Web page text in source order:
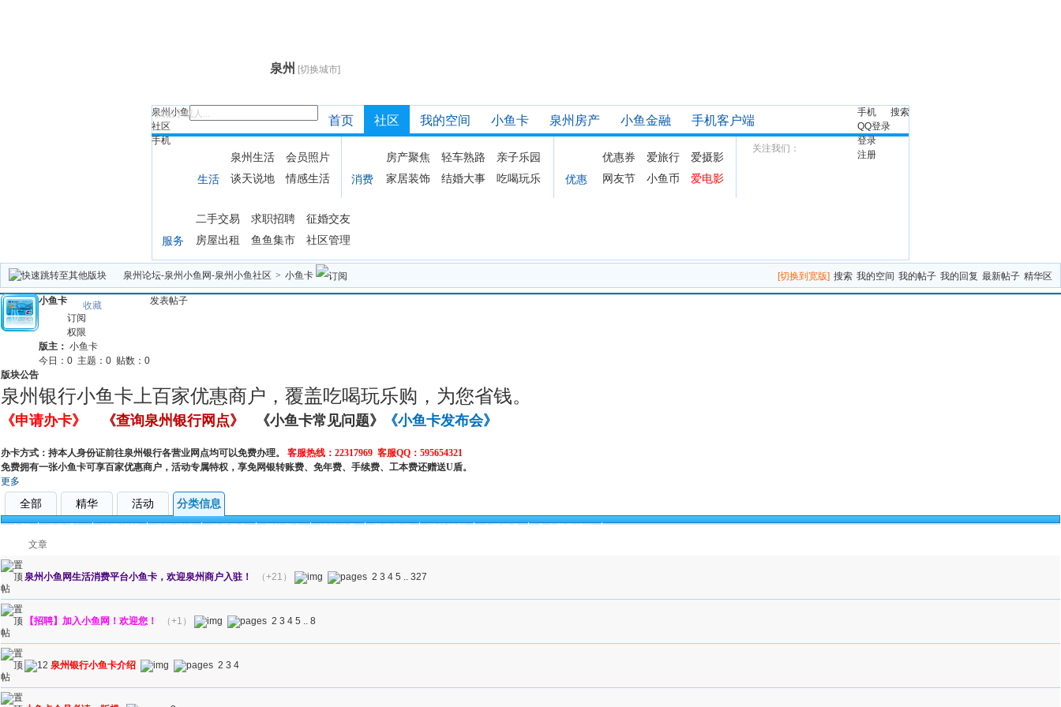
泉州 [切换城市]
泉州小鱼
社区
手机
搜索
找帖子或人...
手机
QQ登录
登录
注册
首页 社区 我的空间 小鱼卡 泉州房产 小鱼金融 手机客户端
关注我们：
生活
泉州生活
会员照片
谈天说地
情感生活 消费
房产聚焦 轻车熟路
亲子乐园
家居装饰
结婚大事 吃喝玩乐 优惠
优惠券 爱旅行
爱摄影
网友节
小鱼币 爱电影
服务
二手交易 求职招聘
征婚交友
房屋出租
鱼鱼集市 社区管理
[切换到宽版] 搜索 我的空间 我的帖子 我的回复 最新帖子 精华区
泉州论坛-泉州小鱼网-泉州小鱼社区 > 小鱼卡
小鱼卡
收藏
订阅
权限
版主： 小鱼卡
今日： 0 主题： 0 贴数： 0
发表帖子
版块公告
泉州银行小鱼卡上百家优惠商户，覆盖吃喝玩乐购，为您省钱。
《申请办卡》 《查询泉州银行网点》 《小鱼卡常见问题》 《小鱼卡发布会》
办卡方式：持本人身份证前往泉州银行各营业网点均可以免费办理。 客服热线：22317969 客服QQ：595654321
免费拥有一张小鱼卡可享百家优惠商户，活动专属特权，享免网银转账费、免年费、手续费、工本费还赠送U盾。
更多
全部 精华 活动 分类信息
全部 公告通知 优惠打折 咨询投诉 娱乐服务 餐饮美食 运动健身 美容美发 婚纱摄影 生活服务
鱼卡尊享活动
文章
泉州小鱼网生活消费平台小鱼卡，欢迎泉州商户入驻！ （+21） 2 3 4 5 .. 327
【招聘】加入小鱼网！欢迎您！ （+1） 2 3 4 5 .. 8
泉州银行小鱼卡介绍 2 3 4